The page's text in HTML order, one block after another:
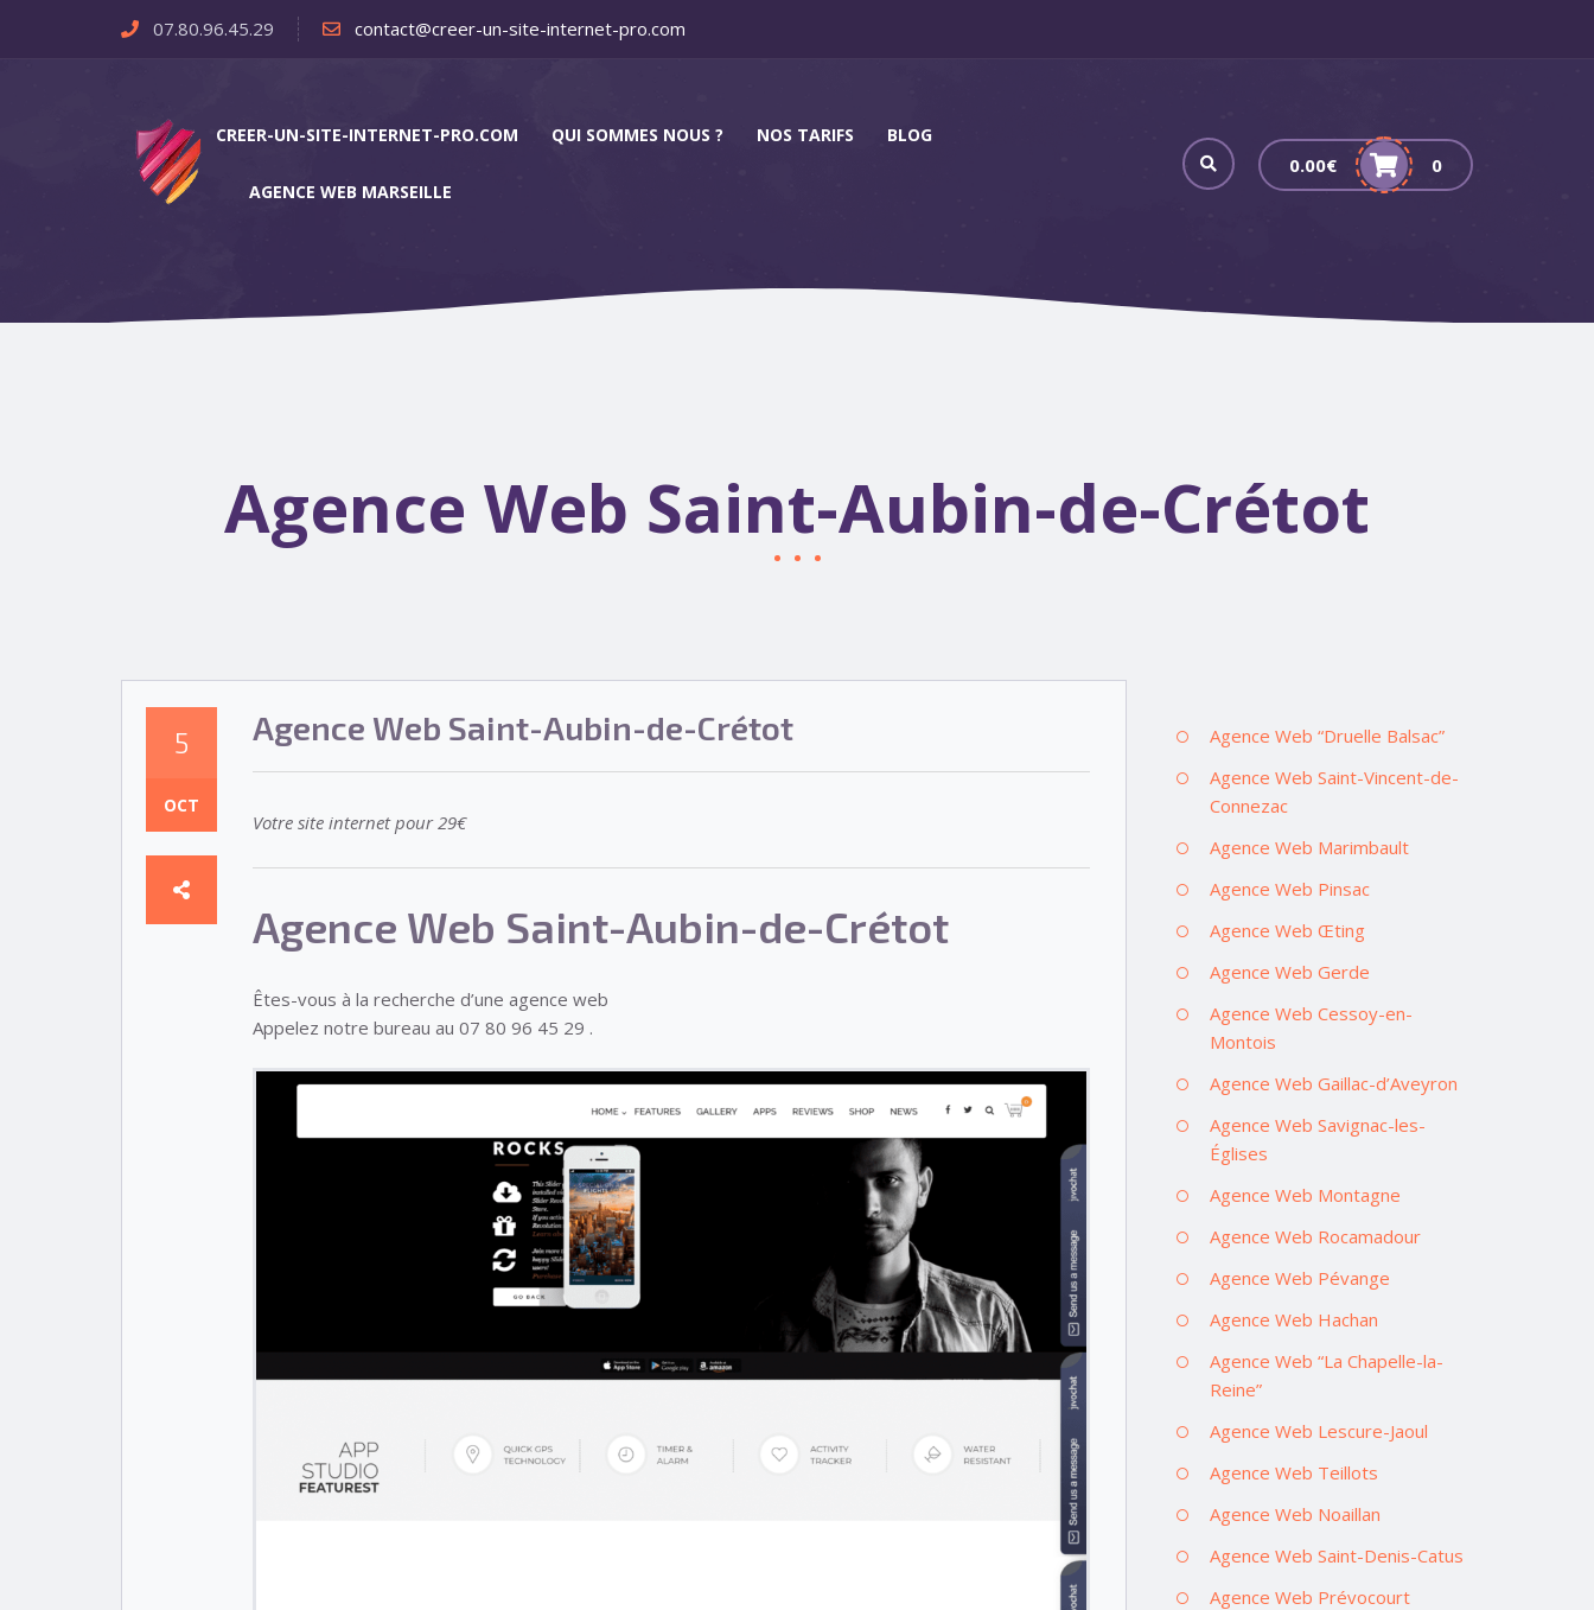
07.80.96.45.29 contact@creer-un-site-internet-pro.com
CREER-UN-SITE-INTERNET-PRO.COM QUI SOMMES NOUS ? NOS TARIFS BLOG
AGENCE WEB MARSEILLE
0.00€ 0
Agence Web Saint-Aubin-de-Crétot
5
OCT
Agence Web Saint-Aubin-de-Crétot
Votre site internet pour 29€
Agence Web Saint-Aubin-de-Crétot
Êtes-vous à la recherche d’une agence web
Appelez notre bureau au 07 80 96 45 29 .
Agence Web “Druelle Balsac”
Agence Web Saint-Vincent-de-
Connezac
Agence Web Marimbault
Agence Web Pinsac
Agence Web Œting
Agence Web Gerde
Agence Web Cessoy-en-
Montois
Agence Web Gaillac-d’Aveyron
Agence Web Savignac-les-
Églises
Agence Web Montagne
Agence Web Rocamadour
Agence Web Pévange
Agence Web Hachan
Agence Web “La Chapelle-la-
Reine”
Agence Web Lescure-Jaoul
Agence Web Teillots
Agence Web Noaillan
Agence Web Saint-Denis-Catus
Agence Web Prévocourt